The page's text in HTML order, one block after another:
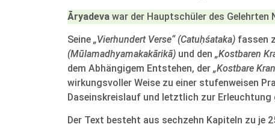
Āryadeva war der Hauptschüler des
Seine „Vierhundert Verse“ (Catuḥśataka) fassen
(Mūlamadhyamakakārikā) und den „Kostbaren
dem Abhängigem Entstehen, der „Kostbare
wirkungsvoller Weise zu einer stufenweisen
Daseinskreislauf und letztlich zur Erleuchtung
Der Text besteht aus sechzehn Kapiteln zu je